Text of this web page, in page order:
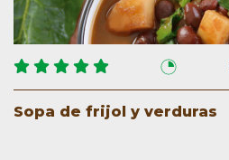
Sopa de frijol y verduras